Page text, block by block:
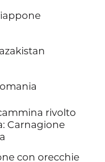
rivolto
Carnagione
con orecchie